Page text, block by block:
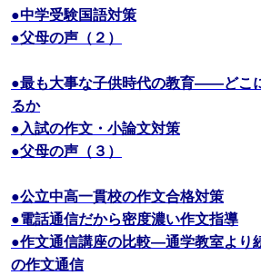
●中学受験国語対策
●父母の声（２）
●最も大事な子供時代の教育――どこ
るか
●入試の作文・小論文対策
●父母の声（３）
●公立中高一貫校の作文合格対策
●電話通信だから密度濃い作文指導
●作文通信講座の比較―通学教室より
の作文通信